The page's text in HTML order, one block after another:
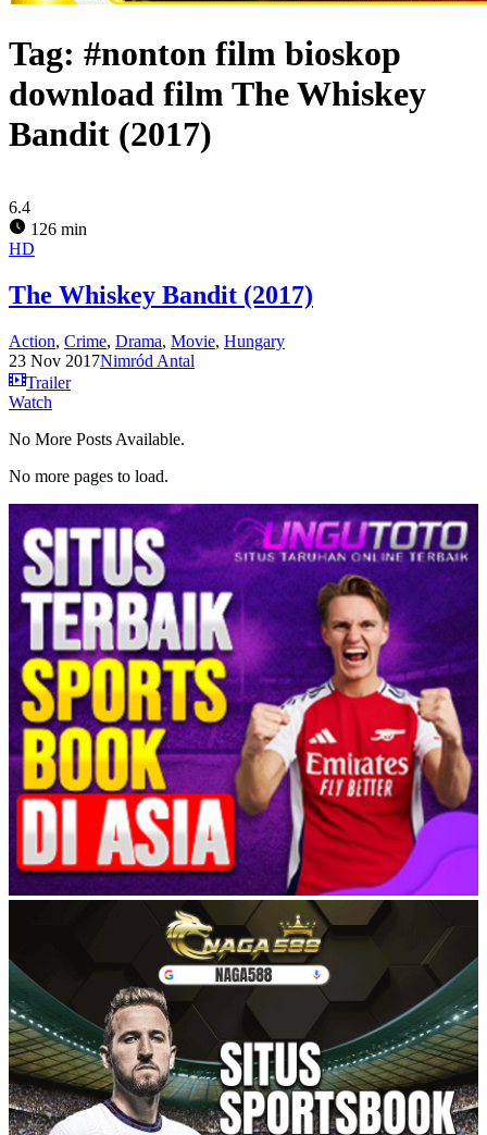
Tag: #nonton film bioskop
download film The Whiskey
Bandit (2017)
6.4
126 min
HD
The Whiskey Bandit (2017)
Action, Crime, Drama, Movie, Hungary
23 Nov 2017Nimród Antal
Trailer
Watch
No More Posts Available.
No more pages to load.